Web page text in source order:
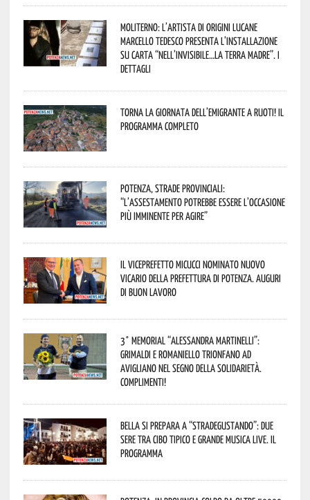
Moliterno: l’artista di origini lucane
Marcello Tedesco presenta l’installazione
su carta “Nell’invisibile…la terra madre”. I
dettagli
Torna la Giornata dell’Emigrante a Ruoti! Il
programma completo
Potenza, strade provinciali:
“L’assestamento potrebbe essere l’occasione
più imminente per agire”
Il Viceprefetto Micucci nominato nuovo
Vicario della Prefettura di Potenza. Auguri
di buon lavoro
3° Memorial “Alessandra Martinelli”:
Grimaldi e Romaniello trionfano ad
Avigliano nel segno della solidarietà.
Complimenti!
Bella si prepara a “Stradegustando”: due
sere tra cibo tipico e grande musica live. Il
programma